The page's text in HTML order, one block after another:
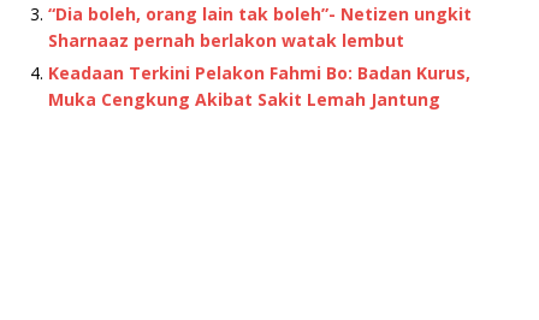
“Dia boleh, orang lain tak boleh”- Netizen ungkit
Sharnaaz pernah berlakon watak lembut
Keadaan Terkini Pelakon Fahmi Bo: Badan Kurus,
Muka Cengkung Akibat Sakit Lemah Jantung